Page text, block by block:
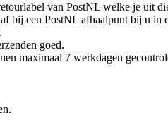
van PostNL welke je uit
bij een PostNL afhaalpunt bij u in
goed.
maximaal 7 werkdagen